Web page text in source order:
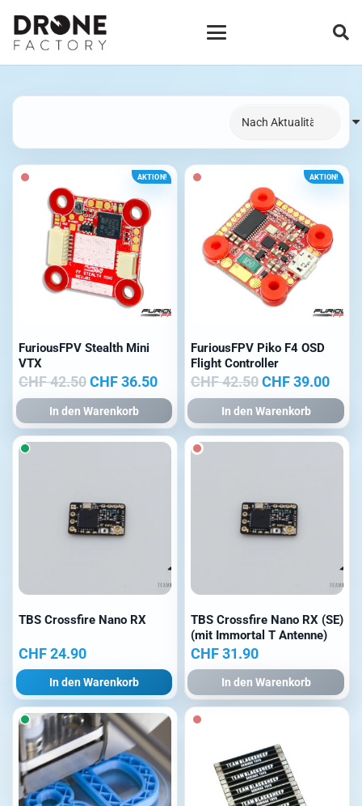
AKTION!
FuriousFPV Stealth Mini
VTX
CHF42.50Ursprünglicher
Preis
war:
CHF 42.50
CHF36.50Aktueller
Preis
ist:
CHF 36.50.
In den Warenkorb
AKTION!
FuriousFPV Piko F4 OSD
Flight Controller
CHF42.50 Ursprünglicher
Preis
war:
CHF 42.50
CHF39.00
ist:
CHF
In den Warenkorb
TBS Crossfire Nano RX
CHF24.90
In den Warenkorb
TBS Crossfire Nano RX (SE)
(mit Immortal T Antenne)
CHF31.90
In den Warenkorb